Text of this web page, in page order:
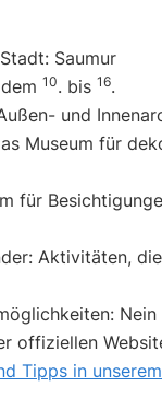
Saumur
10. bis 16.
und
Museum für
für
Aktivitäten,
Nein
offiziellen
Tipps in